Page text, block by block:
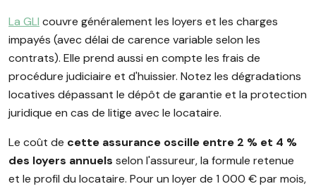
La GLI couvre généralement les loyers et les charges
impayés (avec délai de carence variable selon les
contrats). Elle prend aussi en compte les frais de
procédure judiciaire et d'huissier. Notez les dégradations
locatives dépassant le dépôt de garantie et la protection
juridique en cas de litige avec le locataire.
Le coût de cette assurance oscille entre 2 % et 4 %
des loyers annuels selon l'assureur, la formule retenue
et le profil du locataire. Pour un loyer de 1 000 € par mois,